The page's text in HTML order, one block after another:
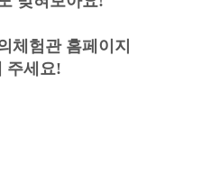
체험관 홈페이지
주세요!